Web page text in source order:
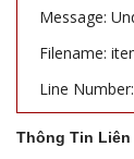
Message:
Filename:
Line
Thông Tin Liên